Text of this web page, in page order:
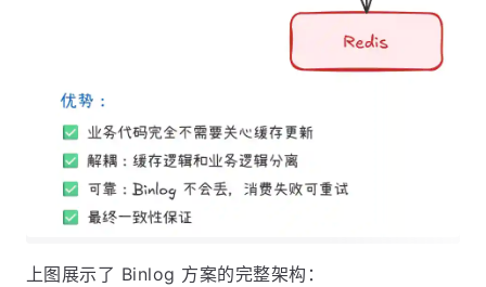
上图展示了 Binlog 方案的完整架构：